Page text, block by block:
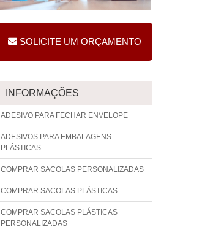
SOLICITE UM ORÇAMENTO
INFORMAÇÕES
ADESIVO PARA FECHAR ENVELOPE
ADESIVOS PARA EMBALAGENS
PLÁSTICAS
COMPRAR SACOLAS PERSONALIZADAS
COMPRAR SACOLAS PLÁSTICAS
COMPRAR SACOLAS PLÁSTICAS
PERSONALIZADAS